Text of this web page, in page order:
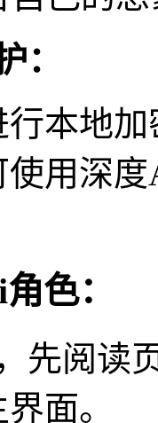
：
本地
使用深
色：
先阅读
面。